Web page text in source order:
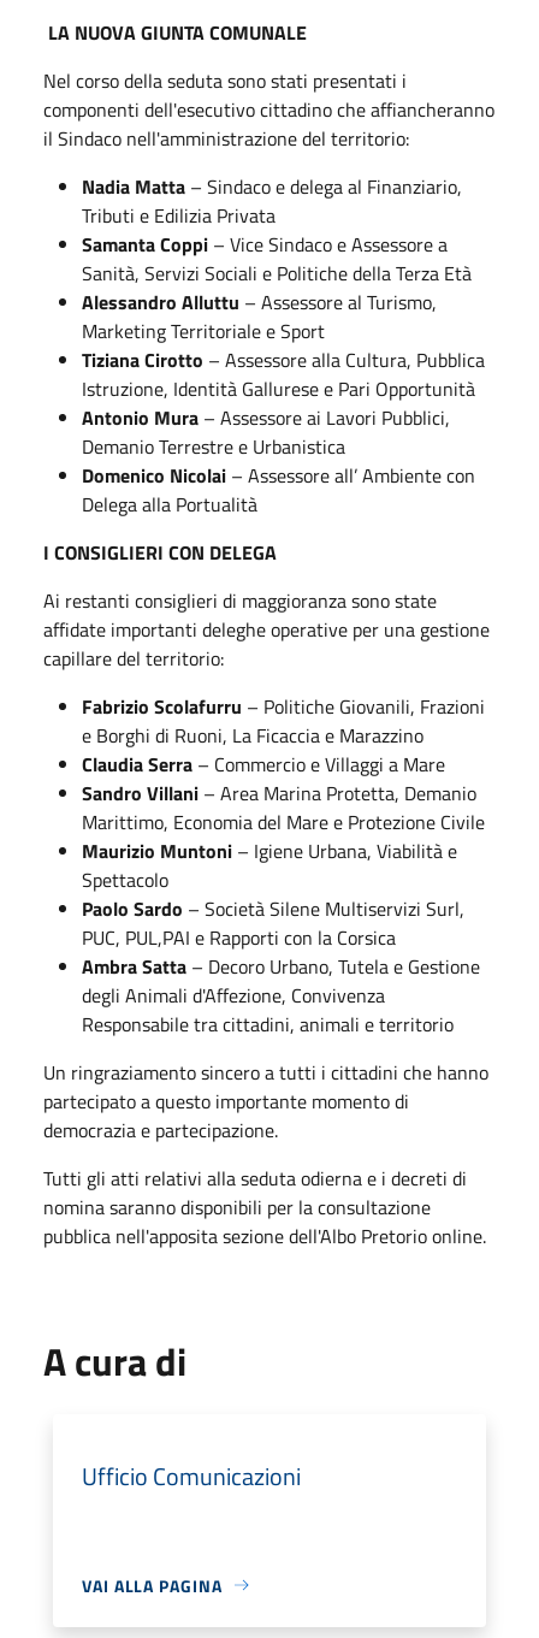
LA NUOVA GIUNTA COMUNALE
Nel corso della seduta sono stati presentati i
componenti dell'esecutivo cittadino che affiancheranno
il Sindaco nell'amministrazione del territorio:
Nadia Matta – Sindaco e delega al Finanziario,
Tributi e Edilizia Privata
Samanta Coppi – Vice Sindaco e Assessore a
Sanità, Servizi Sociali e Politiche della Terza Età
Alessandro Alluttu – Assessore al Turismo,
Marketing Territoriale e Sport
Tiziana Cirotto – Assessore alla Cultura, Pubblica
Istruzione, Identità Gallurese e Pari Opportunità
Antonio Mura – Assessore ai Lavori Pubblici,
Demanio Terrestre e Urbanistica
Domenico Nicolai – Assessore all’ Ambiente con
Delega alla Portualità
I CONSIGLIERI CON DELEGA
Ai restanti consiglieri di maggioranza sono state
affidate importanti deleghe operative per una gestione
capillare del territorio:
Fabrizio Scolafurru – Politiche Giovanili, Frazioni
e Borghi di Ruoni, La Ficaccia e Marazzino
Claudia Serra – Commercio e Villaggi a Mare
Sandro Villani – Area Marina Protetta, Demanio
Marittimo, Economia del Mare e Protezione Civile
Maurizio Muntoni – Igiene Urbana, Viabilità e
Spettacolo
Paolo Sardo – Società Silene Multiservizi Surl,
PUC, PUL,PAI e Rapporti con la Corsica
Ambra Satta – Decoro Urbano, Tutela e Gestione
degli Animali d'Affezione, Convivenza
Responsabile tra cittadini, animali e territorio
Un ringraziamento sincero a tutti i cittadini che hanno
partecipato a questo importante momento di
democrazia e partecipazione.
Tutti gli atti relativi alla seduta odierna e i decreti di
nomina saranno disponibili per la consultazione
pubblica nell'apposita sezione dell'Albo Pretorio online.
A cura di
Ufficio Comunicazioni
VAI ALLA PAGINA